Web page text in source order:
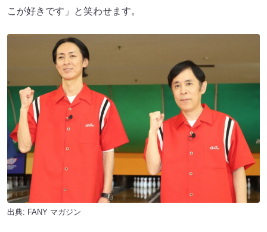
こが好きです」と笑わせます。
出典: FANY マガジン